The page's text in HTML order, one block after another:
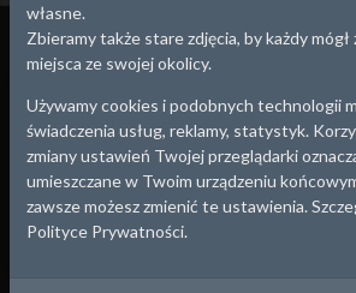
Wszystko Porównania Zdjęcia
Maczki, most kolejowy na
rzece Biała Przemsza, lata 30-
Sosnowiec,Śląskie
Maczki,
własne.
Zbieramy także stare zdjęcia, by każdy
miejsca ze swojej okolicy.
Używamy cookies i podobnych technologii
świadczenia usług, reklamy, statystyk.
zmiany ustawień Twojej przeglądarki
umieszczane w Twoim urządzeniu
zawsze możesz zmienić te ustawienia.
Polityce Prywatności.